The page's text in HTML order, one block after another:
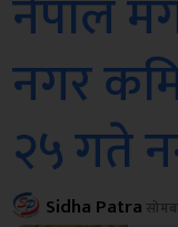
नेपाल
नगर
२५ गते
Sidha Patra